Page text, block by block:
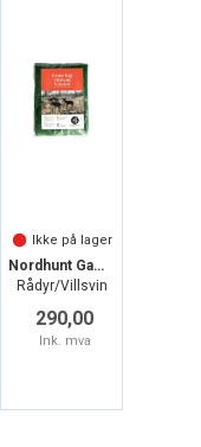
Ikke på lager
Nordhunt Gamebag Wildboar
Rådyr/Villsvin
290,00
Ink. mva